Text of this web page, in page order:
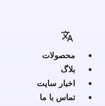
محصولات
بلاگ
اخبار سایت
تماس با ما